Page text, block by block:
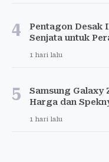
4
Pentagon Desak
Senjata untuk
1 hari lalu
5
Samsung Galaxy
Harga dan
1 hari lalu